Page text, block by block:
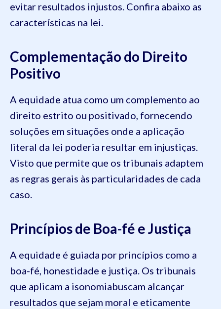
evitar resultados injustos. Confira abaixo as
características na lei.
Complementação do Direito
Positivo
A equidade atua como um complemento ao
direito estrito ou positivado, fornecendo
soluções em situações onde a aplicação
literal da lei poderia resultar em injustiças.
Visto que permite que os tribunais adaptem
as regras gerais às particularidades de cada
caso.
Princípios de Boa-fé e Justiça
A equidade é guiada por princípios como a
boa-fé, honestidade e justiça. Os tribunais
que aplicam a isonomiabuscam alcançar
resultados que sejam moral e eticamente